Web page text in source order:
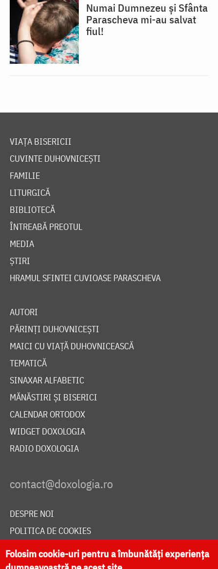
Numai Dumnezeu și Sfânta
Parascheva mi-au salvat
fiul!
VIAȚA BISERICII
CUVINTE DUHOVNICEȘTI
FAMILIE
LITURGICĂ
BIBLIOTECĂ
ÎNTREABĂ PREOTUL
MEDIA
ȘTIRI
HRAMUL SFINTEI CUVIOASE PARASCHEVA
AUTORI
PĂRINȚI DUHOVNICEȘTI
MAICI CU VIAȚĂ DUHOVNICEASCĂ
TEMATICĂ
SINAXAR ALFABETIC
MĂNĂSTIRI ȘI BISERICI
CALENDAR ORTODOX
WIDGET DOXOLOGIA
RADIO DOXOLOGIA
DESPRE NOI
POLITICA DE COOKIES
DONEAZĂ ONLINE PENTRU CATEDRALA NAȚIONALĂ
Folosim cookie-uri pentru a îmbunătăți experiența